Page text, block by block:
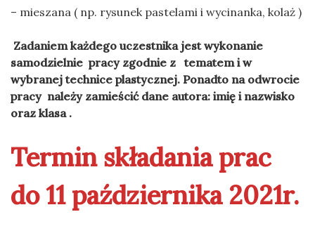
– mieszana ( np. rysunek pastelami i wycinanka, kolaż )
Zadaniem każdego uczestnika jest wykonanie
samodzielnie pracy zgodnie z tematem i w
wybranej technice plastycznej. Ponadto na odwrocie
pracy należy zamieścić dane autora: imię i nazwisko
oraz klasa .
Termin składania prac
do 11 października 2021r.